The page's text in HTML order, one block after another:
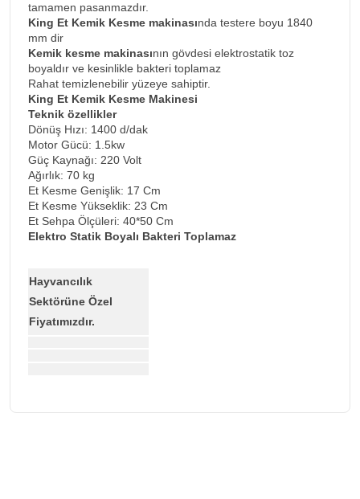
tamamen pasanmazdır.
King Et Kemik Kesme makinasında testere boyu 1840
mm dir
Kemik kesme makinasının gövdesi elektrostatik toz
boyaldır ve kesinlikle bakteri toplamaz
Rahat temizlenebilir yüzeye sahiptir.
King Et Kemik Kesme Makinesi
Teknik özellikler
Dönüş Hızı: 1400 d/dak
Motor Gücü: 1.5kw
Güç Kaynağı: 220 Volt
Ağırlık: 70 kg
Et Kesme Genişlik: 17 Cm
Et Kesme Yükseklik: 23 Cm
Et Sehpa Ölçüleri: 40*50 Cm
Elektro Statik Boyalı Bakteri Toplamaz
Hayvancılık
Sektörüne Özel
Fiyatımızdır.
konularda yetersiz gördüğünüz noktaları öneri formunu